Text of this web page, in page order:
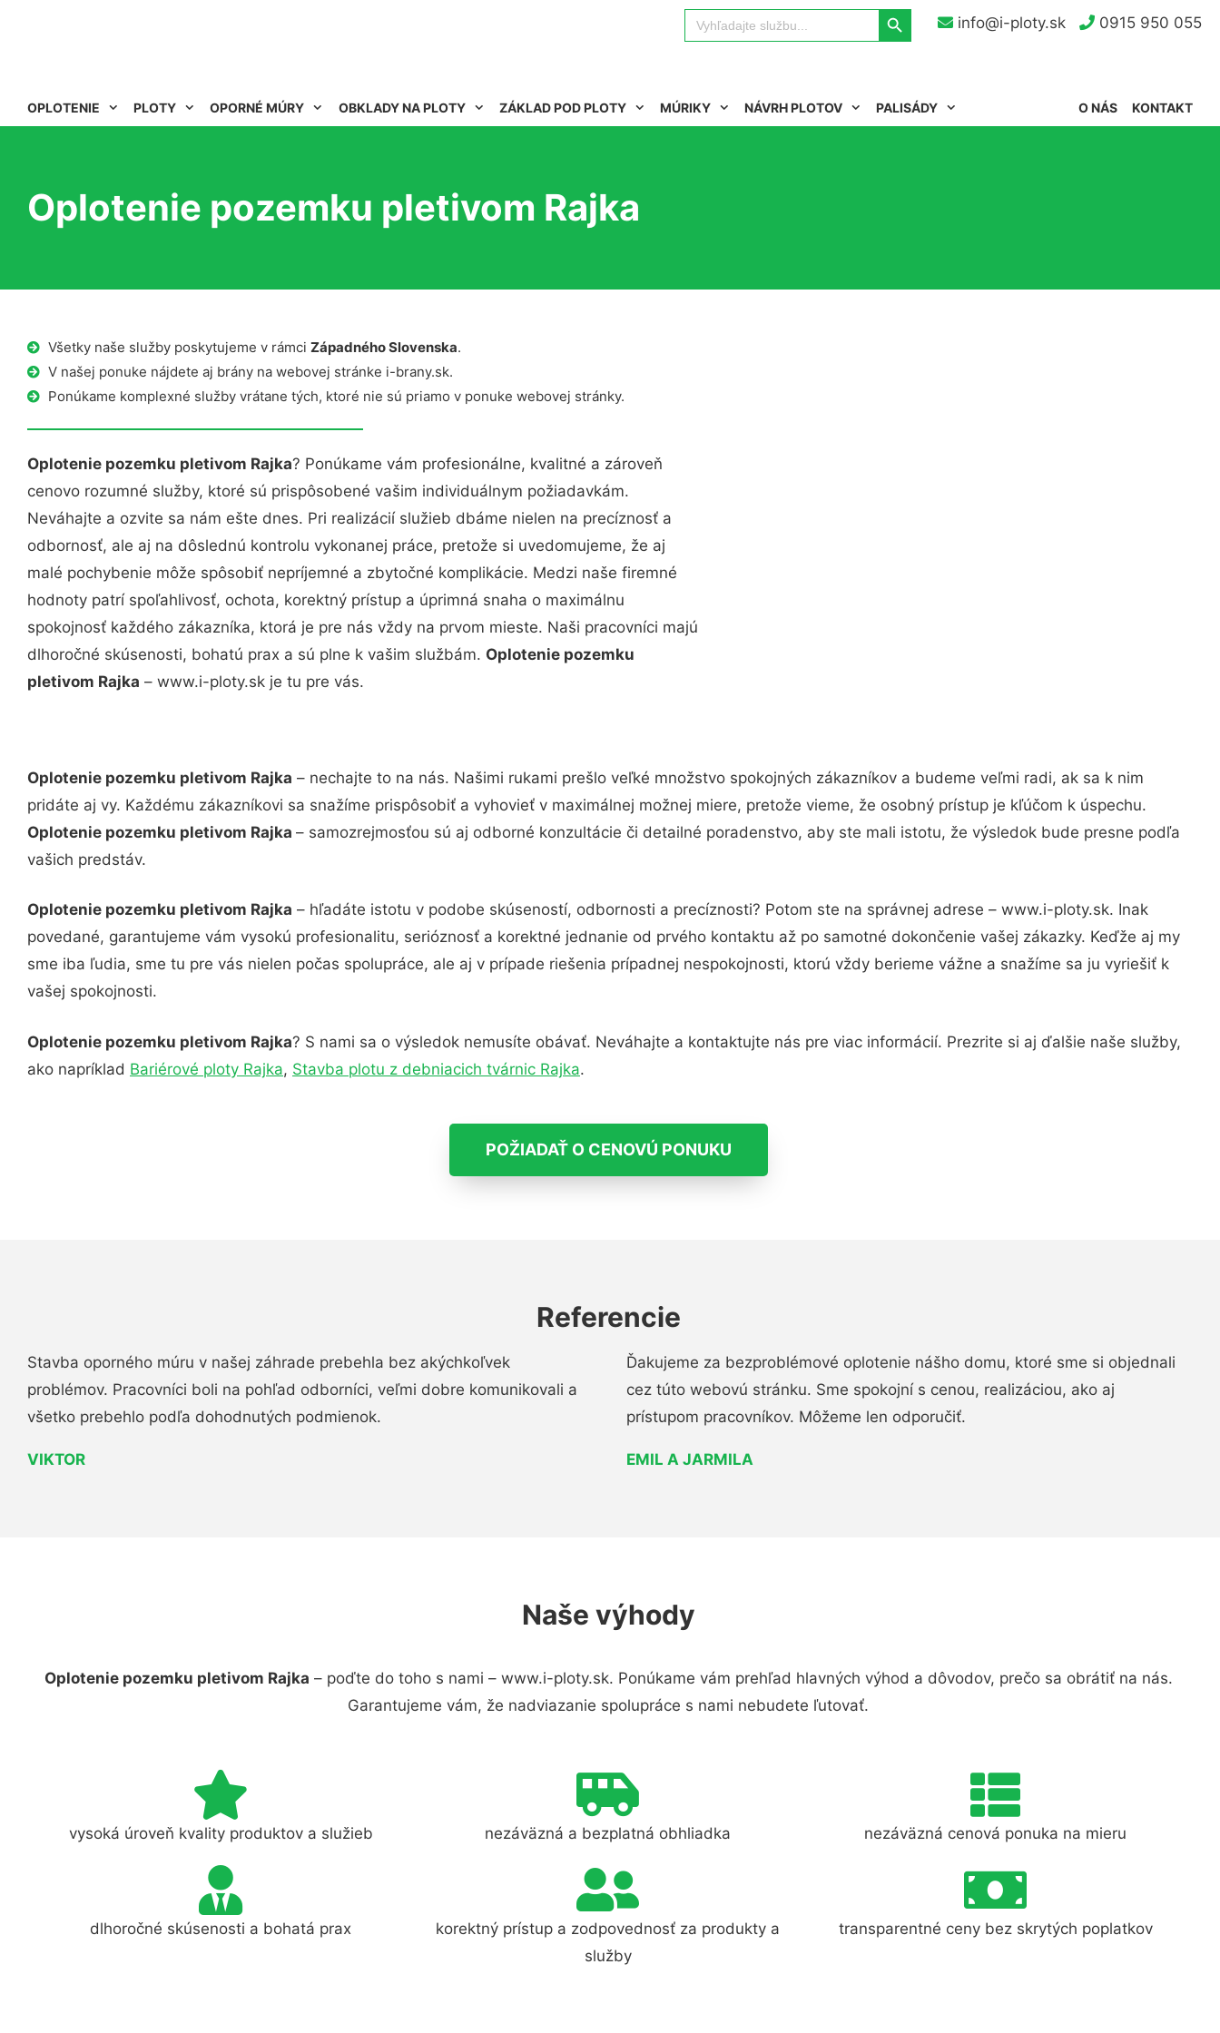
info@i-ploty.sk 0915 950 055
Search
for:
Search Button
OPLOTENIE PLOTY OPORNÉ MÚRY OBKLADY NA PLOTY ZÁKLAD POD PLOTY MÚRIKY NÁVRH PLOTOV PALISÁDY KONTAKT
O NÁS
Oplotenie pozemku pletivom Rajka
Všetky naše služby poskytujeme v rámci Západného Slovenska.
V našej ponuke nájdete aj brány na webovej stránke i-brany.sk.
Ponúkame komplexné služby vrátane tých, ktoré nie sú priamo v ponuke webovej stránky.
Oplotenie pozemku pletivom Rajka? Ponúkame vám profesionálne, kvalitné a zároveň
cenovo rozumné služby, ktoré sú prispôsobené vašim individuálnym požiadavkám.
Neváhajte a ozvite sa nám ešte dnes. Pri realizácií služieb dbáme nielen na precíznosť a
odbornosť, ale aj na dôslednú kontrolu vykonanej práce, pretože si uvedomujeme, že aj
malé pochybenie môže spôsobiť nepríjemné a zbytočné komplikácie. Medzi naše firemné
hodnoty patrí spoľahlivosť, ochota, korektný prístup a úprimná snaha o maximálnu
spokojnosť každého zákazníka, ktorá je pre nás vždy na prvom mieste. Naši pracovníci majú
dlhoročné skúsenosti, bohatú prax a sú plne k vašim službám. Oplotenie pozemku
pletivom Rajka – www.i-ploty.sk je tu pre vás.
Oplotenie pozemku pletivom Rajka – nechajte to na nás. Našimi rukami prešlo veľké množstvo spokojných zákazníkov a budeme veľmi radi, ak sa k nim
pridáte aj vy. Každému zákazníkovi sa snažíme prispôsobiť a vyhovieť v maximálnej možnej miere, pretože vieme, že osobný prístup je kľúčom k úspechu.
Oplotenie pozemku pletivom Rajka – samozrejmosťou sú aj odborné konzultácie či detailné poradenstvo, aby ste mali istotu, že výsledok bude presne podľa
vašich predstáv.
Oplotenie pozemku pletivom Rajka – hľadáte istotu v podobe skúseností, odbornosti a precíznosti? Potom ste na správnej adrese – www.i-ploty.sk. Inak
povedané, garantujeme vám vysokú profesionalitu, serióznosť a korektné jednanie od prvého kontaktu až po samotné dokončenie vašej zákazky. Keďže aj my
sme iba ľudia, sme tu pre vás nielen počas spolupráce, ale aj v prípade riešenia prípadnej nespokojnosti, ktorú vždy berieme vážne a snažíme sa ju vyriešiť k
vašej spokojnosti.
Oplotenie pozemku pletivom Rajka? S nami sa o výsledok nemusíte obávať. Neváhajte a kontaktujte nás pre viac informácií. Prezrite si aj ďalšie naše služby,
ako napríklad Bariérové ploty Rajka, Stavba plotu z debniacich tvárnic Rajka.
POŽIADAŤ O CENOVÚ PONUKU
Referencie
Stavba oporného múru v našej záhrade prebehla bez akýchkoľvek
problémov. Pracovníci boli na pohľad odborníci, veľmi dobre komunikovali a
všetko prebehlo podľa dohodnutých podmienok.
VIKTOR
Ďakujeme za bezproblémové oplotenie nášho domu, ktoré sme si objednali
cez túto webovú stránku. Sme spokojní s cenou, realizáciou, ako aj
prístupom pracovníkov. Môžeme len odporučiť.
EMIL A JARMILA
Naše výhody
Oplotenie pozemku pletivom Rajka – poďte do toho s nami – www.i-ploty.sk. Ponúkame vám prehľad hlavných výhod a dôvodov, prečo sa obrátiť na nás.
Garantujeme vám, že nadviazanie spolupráce s nami nebudete ľutovať.
vysoká úroveň kvality produktov a služieb nezáväzná a bezplatná obhliadka nezáväzná cenová ponuka na mieru
dlhoročné skúsenosti a bohatá prax
korektný prístup a zodpovednosť za produkty a
služby
transparentné ceny bez skrytých poplatkov